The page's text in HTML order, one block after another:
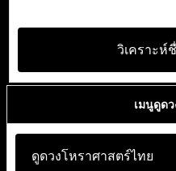
วิเคราะห์
เมนูดูด
ดูดวงโหราศาสตร์ไทย